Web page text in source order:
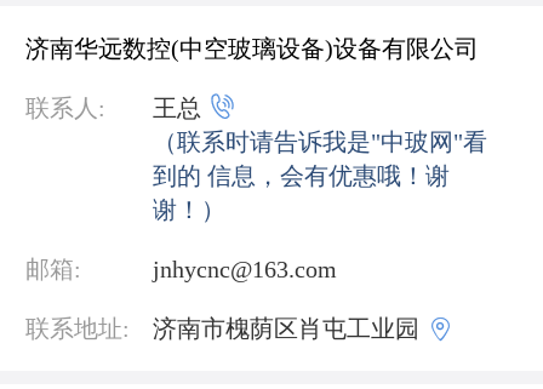
济南华远数控(中空玻璃设备)设备有限公司
联系人: 王总 
（联系时请告诉我是"中玻网"看
到的 信息，会有优惠哦！谢
谢！）
邮箱: jnhycnc@163.com
联系地址: 济南市槐荫区肖屯工业园 